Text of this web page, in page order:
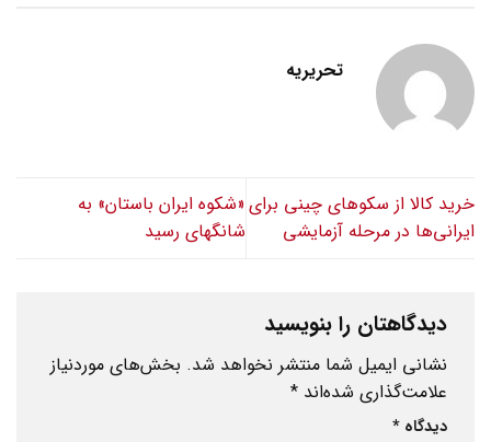
تحریریه
خرید کالا از سکوهای چینی برای
ایرانی‌ها در مرحله آزمایشی
«شکوه ایران باستان» به
شانگهای رسید
دیدگاهتان را بنویسید
نشانی ایمیل شما منتشر نخواهد شد. بخش‌های موردنیاز
علامت‌گذاری شده‌اند *
دیدگاه *